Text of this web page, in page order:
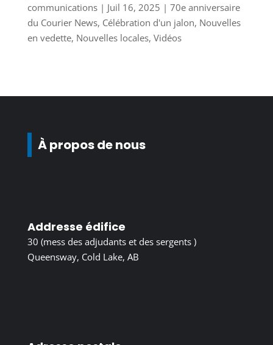
communications| Juil 16, 2025 | 70e anniversaire
du Courier News, Célébration d'un jalon, Nouvelles
en vedette, Nouvelles locales, Vidéos
À propos de nous
Addresse édifice
30 (mess des adjudants et des sergents )
Queensway, Cold Lake, AB